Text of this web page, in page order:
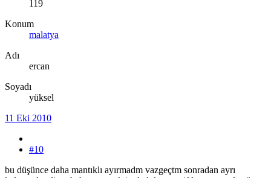
119
Konum
malatya
Adı
ercan
Soyadı
yüksel
11 Eki 2010
#10
bu düşünce daha mantıklı ayırmadm vazgeçtm sonradan ayrı